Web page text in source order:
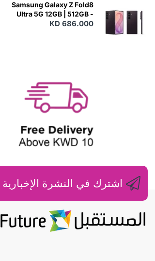
Samsung Galaxy Z Fold8
Ultra 5G 12GB | 512GB -
Violet Shadow
KD 686.000
اشترك في النشرة الإخبارية